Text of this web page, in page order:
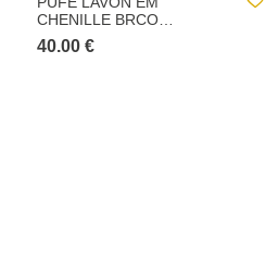
CHENILLE BRCO
35X35X38CM
40.00 €